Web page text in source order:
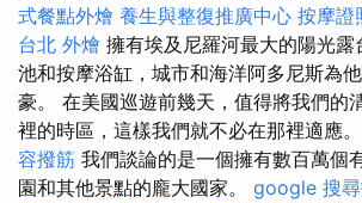
式餐點外燴 養生與整復推廣中心 按摩證
台北 外燴 擁有埃及尼羅河最大的陽光
池和按摩浴缸，城市和海洋阿多尼斯為
豪。 在美國巡遊前幾天，值得將我們的
裡的時區，這樣我們就不必在那裡適應。
容撥筋 我們談論的是一個擁有數百萬個
園和其他景點的龐大國家。 google 搜